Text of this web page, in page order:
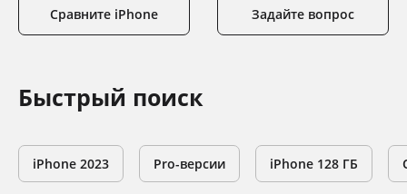
Сравните iPhone Задайте вопрос
Быстрый поиск
iPhone 2023 Pro-версии iPhone 128 ГБ